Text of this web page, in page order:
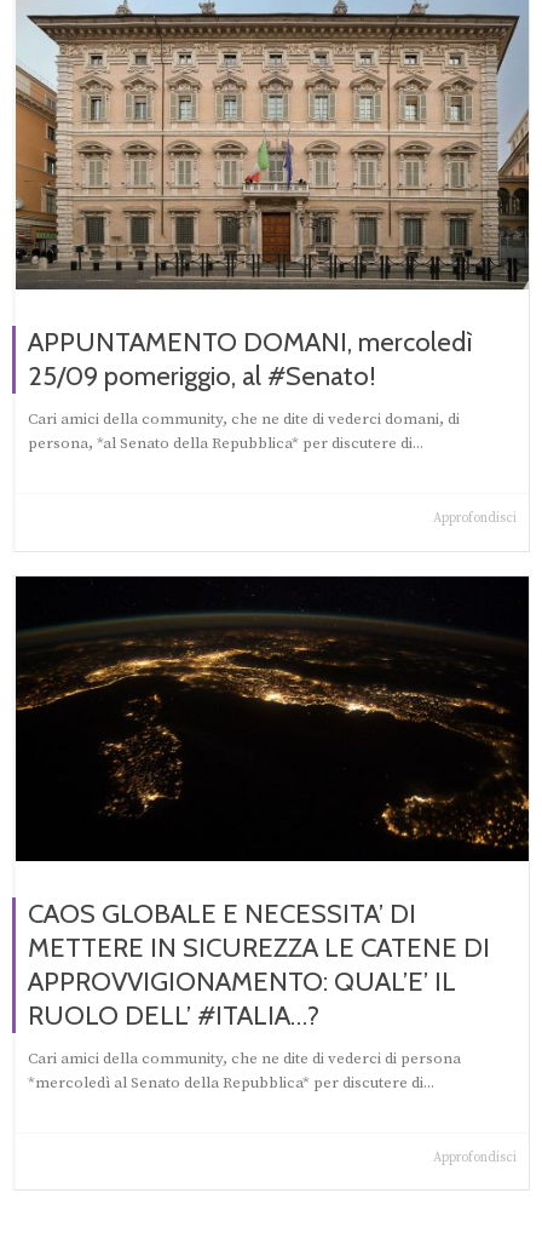
APPUNTAMENTO DOMANI, mercoledì
25/09 pomeriggio, al #Senato!
Cari amici della community, che ne dite di vederci domani, di
persona, *al Senato della Repubblica* per discutere di...
Approfondisci
CAOS GLOBALE E NECESSITA’ DI
METTERE IN SICUREZZA LE CATENE DI
APPROVVIGIONAMENTO: QUAL’E’ IL
RUOLO DELL’ #ITALIA…?
Cari amici della community, che ne dite di vederci di persona
*mercoledì al Senato della Repubblica* per discutere di...
Approfondisci